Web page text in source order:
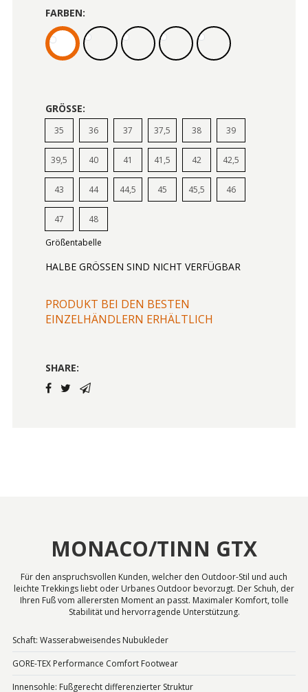
FARBEN:
GRÖSSE:
35 36 37 37,5 38 39
39,5 40 41 41,5 42 42,5
43 44 44,5 45 45,5 46
47 48
Größentabelle
HALBE GRÖSSEN SIND NICHT VERFÜGBAR
PRODUKT BEI DEN BESTEN
EINZELHÄNDLERN ERHÄLTLICH
SHARE:
MONACO/TINN GTX
Für den anspruchsvollen Kunden, welcher den Outdoor-Stil und auch
leichte Trekkings liebt oder Urbanes Outdoor bevorzugt. Der Schuh, der
Ihren Fuß vom allerersten Moment an passt. Maximaler Komfort, tolle
Stabilität und hervorragende Unterstützung.
Schaft: Wasserabweisendes Nubukleder
GORE-TEX Performance Comfort Footwear
Innensohle: Fußgerecht differenzierter Struktur